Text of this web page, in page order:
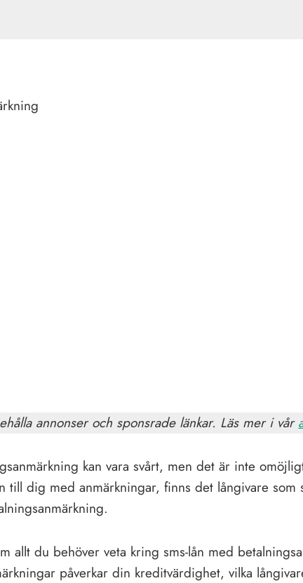
annonser och sponsrade länkar. Läs mer i vår
kan vara svårt, men det är inte
till dig med anmärkningar, finns det långivare som
allt du behöver veta kring sms-lån med
påverkar din kreditvärdighet, vilka